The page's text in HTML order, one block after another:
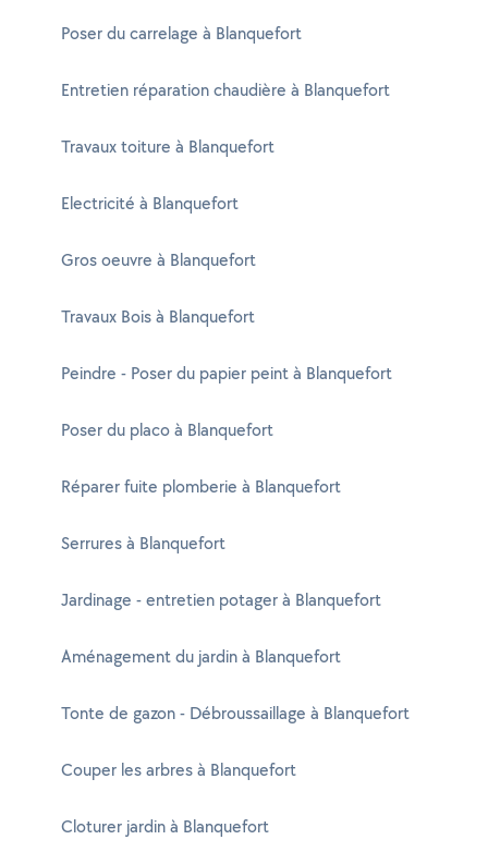
Poser du carrelage à Blanquefort
Entretien réparation chaudière à Blanquefort
Travaux toiture à Blanquefort
Electricité à Blanquefort
Gros oeuvre à Blanquefort
Travaux Bois à Blanquefort
Peindre - Poser du papier peint à Blanquefort
Poser du placo à Blanquefort
Réparer fuite plomberie à Blanquefort
Serrures à Blanquefort
Jardinage - entretien potager à Blanquefort
Aménagement du jardin à Blanquefort
Tonte de gazon - Débroussaillage à Blanquefort
Couper les arbres à Blanquefort
Cloturer jardin à Blanquefort